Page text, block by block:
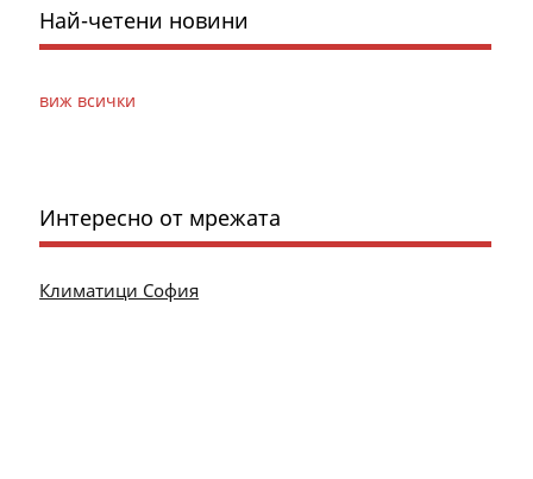
Най-четени новини
виж всички
Интересно от мрежата
Климатици София